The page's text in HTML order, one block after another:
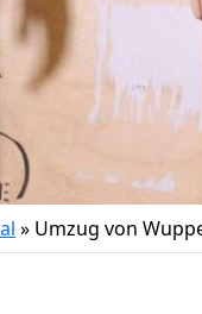
» Umzug von